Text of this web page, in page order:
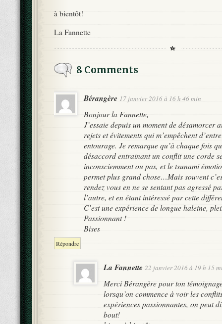
à bientôt!
La Fannette
8 Comments
Bérangère 17 janvier 2016 à 16 h 46 min
Bonjour la Fannette,
J’essaie depuis un moment de désamorcer
rejets et évitements qui m’empêchent
entourage. Je remarque qu’à chaque fois
désaccord entrainant un conflit une corde
inconsciemment ou pas, et le tsunami
permet plus grand chose…Mais souvent
rendez vous en ne se sentant pas agressé
l’autre, et en étant intéressé par cette
C’est une expérience de longue haleine,
Passionnant !
Bises
Répondre
La Fannette 22 janvier 2016 à 19 h 15
Merci Bérangère pour ton
lorsqu’on commence à voir les
expériences passionnantes, on peut
bout!